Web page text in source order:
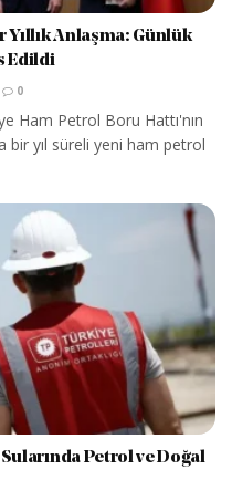
Anlaşma: Günlük
Edildi
0
Ham Petrol Boru Hattı'nın
bir yıl süreli yeni ham petrol
Petrol ve Doğal